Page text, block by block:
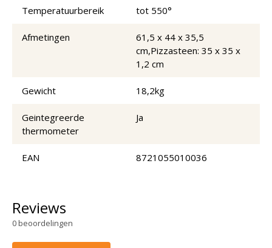
Temperatuurbereik tot 550°
Afmetingen
61,5 x 44 x 35,5
cm,Pizzasteen: 35 x 35 x
1,2 cm
Gewicht 18,2kg
Geintegreerde
thermometer
Ja
EAN 8721055010036
Reviews
0beoordelingen